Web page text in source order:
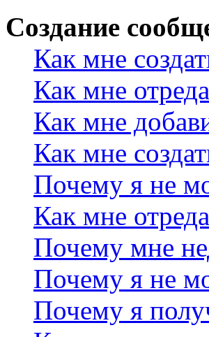
Создание
Как мне
Как мне
Как мне
Как мне
Почему я не
Как мне
Почему мне
Почему я не
Почему я